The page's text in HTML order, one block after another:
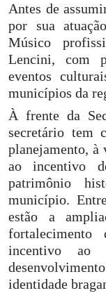
Antes de
por sua
Músico
Lencini, com
eventos
municípios da
À frente da
secretário tem
planejamento, à
ao incentivo
patrimônio
município.
estão a
incentivo ao
identidade